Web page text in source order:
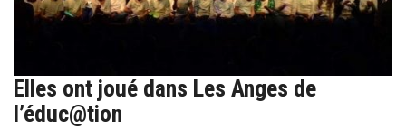
Elles ont joué dans Les Anges de
l’éduc@tion